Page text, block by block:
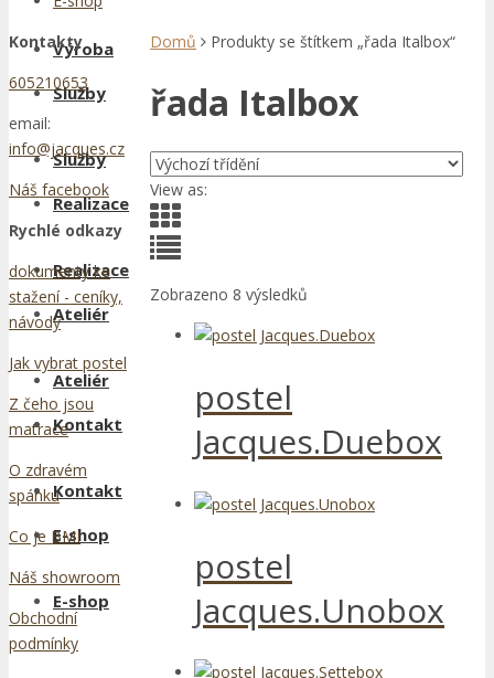
Služby
Realizace
Ateliér
Kontakt
E-shop
Výroba
Služby
Realizace
Ateliér
Kontakt
E-shop
Domů
Produkty se štítkem „řada Italbox“
řada Italbox
View as:
Zobrazeno 8 výsledků
postel
Jacques.Duebox
postel
Jacques.Unobox
Kontakty
605210653
email:
info@jacques.cz
Náš facebook
Rychlé odkazy
dokumenty ke
stažení - ceníky,
návody
Jak vybrat postel
Z čeho jsou
matrace
O zdravém
spánku
Co je BMI
Náš showroom
Obchodní
podmínky